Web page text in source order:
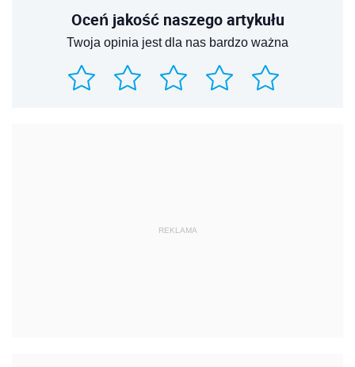
Oceń jakość naszego artykułu
Twoja opinia jest dla nas bardzo ważna
REKLAMA